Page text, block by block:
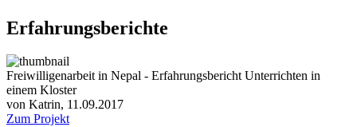
Erfahrungsberichte
Freiwilligenarbeit in Nepal - Erfahrungsbericht Unterrichten in
einem Kloster
von Katrin, 11.09.2017
Zum Projekt